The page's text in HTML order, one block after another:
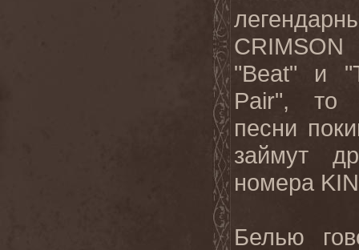
"Beat" и
Pair", то
песни
займут
номера
Белью